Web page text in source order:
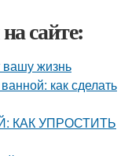
сайте:
вашу жизнь
как сделать
КАК УПРОСТИТЬ